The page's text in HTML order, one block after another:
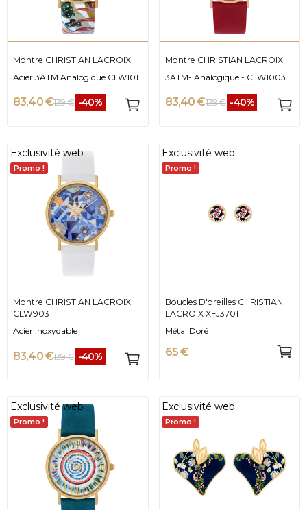
Montre CHRISTIAN LACROIX
Acier 3ATM Analogique CLW1011
83,40 €139 € -40%
Montre CHRISTIAN LACROIX
3ATM- Analogique - CLW1003
83,40 €139 € -40%
Exclusivité web
Promo !
Montre CHRISTIAN LACROIX
CLW903
Acier Inoxydable
83,40 €139 € -40%
Exclusivité web
Promo !
Boucles D'oreilles CHRISTIAN
LACROIX XFJ3701
Métal Doré
65 €
Exclusivité web
Promo !
Exclusivité web
Promo !